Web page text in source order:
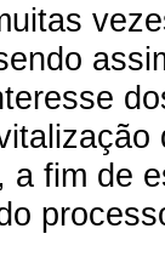
a fim de